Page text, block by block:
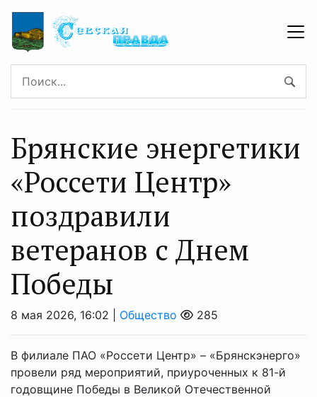
Брянские энергетики
«Россети Центр»
поздравили
ветеранов с Днем
Победы
8 мая 2026, 16:02 | Общество 285
В филиале ПАО «Россети Центр» – «Брянскэнерго»
провели ряд мероприятий, приуроченных к 81-й
годовщине Победы в Великой Отечественной